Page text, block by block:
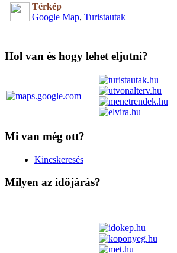
Térkép
Google Map, Turistautak
Hol van és hogy lehet eljutni?
Mi van még ott?
Kincskeresés
Milyen az időjárás?